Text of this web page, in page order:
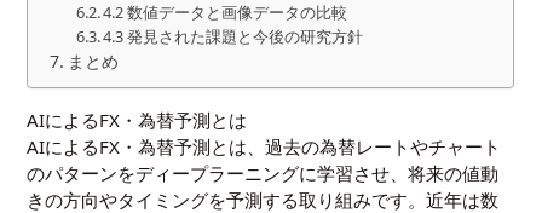
4.2 数値データと画像データの比較
4.3 発見された課題と今後の研究方針
まとめ
AIによるFX・為替予測とは
AIによるFX・為替予測とは、過去の為替レートやチャート
のパターンをディープラーニングに学習させ、将来の値動
きの方向やタイミングを予測する取り組みです。近年は数